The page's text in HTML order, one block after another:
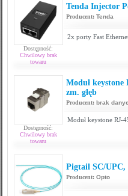
Dostępność:
Chwilowy brak
towaru
Tenda Injector
Producent: Tenda
2x porty Fast
Dostępność:
Chwilowy brak
towaru
Moduł keystone
zm. głęb
Producent: brak
Moduł keystone RJ-
Pigtail SC/
Producent: Opto